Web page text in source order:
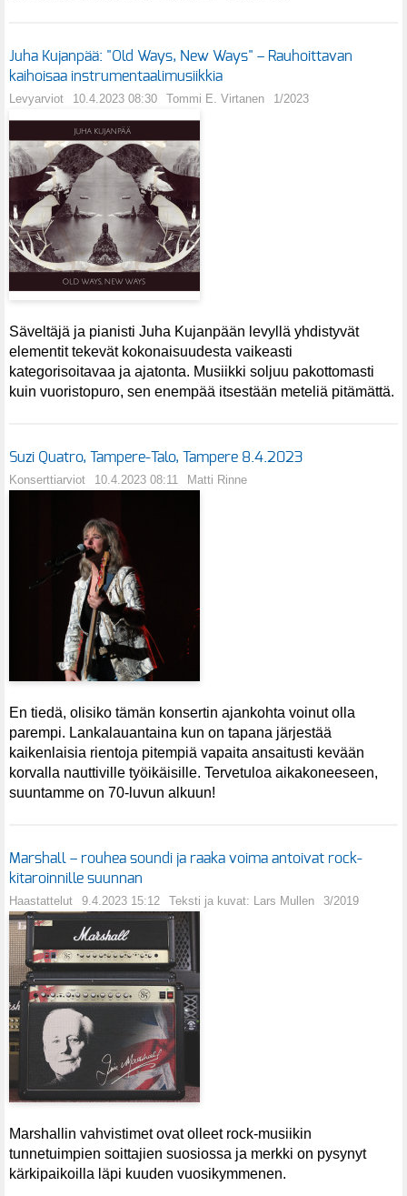
Juha Kujanpää: "Old Ways, New Ways" – Rauhoittavan
kaihoisaa instrumentaalimusiikkia
Levyarviot 10.4.2023 08:30 Tommi E. Virtanen 1/2023
Säveltäjä ja pianisti Juha Kujanpään levyllä yhdistyvät
elementit tekevät kokonaisuudesta vaikeasti
kategorisoitavaa ja ajatonta. Musiikki soljuu pakottomasti
kuin vuoristopuro, sen enempää itsestään meteliä pitämättä.
Suzi Quatro, Tampere-Talo, Tampere 8.4.2023
Konserttiarviot 10.4.2023 08:11 Matti Rinne
En tiedä, olisiko tämän konsertin ajankohta voinut olla
parempi. Lankalauantaina kun on tapana järjestää
kaikenlaisia rientoja pitempiä vapaita ansaitusti kevään
korvalla nauttiville työikäisille. Tervetuloa aikakoneeseen,
suuntamme on 70-luvun alkuun!
Marshall – rouhea soundi ja raaka voima antoivat rock-
kitaroinnille suunnan
Haastattelut 9.4.2023 15:12 Teksti ja kuvat: Lars Mullen 3/2019
Marshallin vahvistimet ovat olleet rock-musiikin
tunnetuimpien soittajien suosiossa ja merkki on pysynyt
kärkipaikoilla läpi kuuden vuosikymmenen.